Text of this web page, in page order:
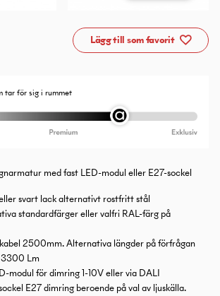
Lägg till som favorit
tar för sig i rummet
med fast LED-modul eller E27-sockel
svart lack alternativt rostfritt stål
standardfärger eller valfri RAL-färg på
2500mm. Alternativa längder på förfrågan
Lm
modul för dimring 1-10V eller via DALI
E27 dimring beroende på val av ljuskälla.